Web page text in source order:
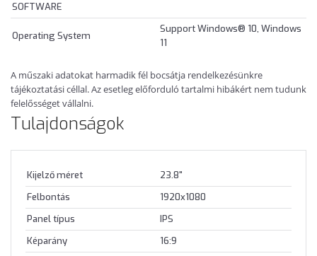
SOFTWARE
Operating System
Support Windows® 10, Windows
11
A műszaki adatokat harmadik fél bocsátja rendelkezésünkre
tájékoztatási céllal. Az esetleg előforduló tartalmi hibákért nem tudunk
felelősséget vállalni.
Tulajdonságok
Kijelző méret
23.8"
Felbontás
1920x1080
Panel típus
IPS
Képarány
16:9